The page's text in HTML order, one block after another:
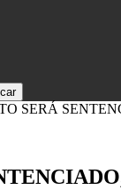
SERÁ